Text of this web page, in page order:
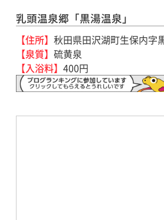
乳頭温泉郷「黒湯温泉」
【住所】秋田県田沢湖町生保内字
【泉質】硫黄泉
【入浴料】400円